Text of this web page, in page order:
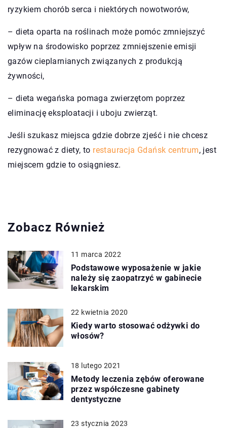
ryzykiem chorób serca i niektórych nowotworów,
– dieta oparta na roślinach może pomóc zmniejszyć
wpływ na środowisko poprzez zmniejszenie emisji
gazów cieplarnianych związanych z produkcją
żywności,
– dieta wegańska pomaga zwierzętom poprzez
eliminację eksploatacji i uboju zwierząt.
Jeśli szukasz miejsca gdzie dobrze zjeść i nie chcesz
rezygnować z diety, to restauracja Gdańsk centrum, jest
miejscem gdzie to osiągniesz.
Zobacz Również
11 marca 2022
Podstawowe wyposażenie w jakie
należy się zaopatrzyć w gabinecie
lekarskim
22 kwietnia 2020
Kiedy warto stosować odżywki do
włosów?
18 lutego 2021
Metody leczenia zębów oferowane
przez współczesne gabinety
dentystyczne
23 stycznia 2023